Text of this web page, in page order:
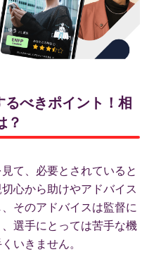
べきポイント！相
？
て、必要とされていると
心から助けやアドバイス
そのアドバイスは監督に
選手にとっては苦手な機
いきません。